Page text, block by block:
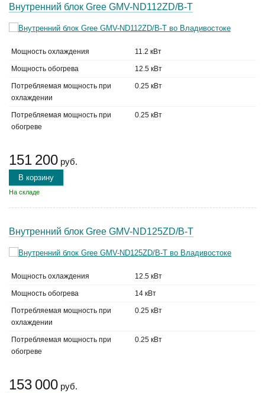
Внутренний блок Gree GMV-ND112ZD/B-T
Мощность охлаждения 11.2 кВт
Мощность обогрева 12.5 кВт
Потребляемая мощность при
охлаждении
0.25 кВт
Потребляемая мощность при
обогреве
0.25 кВт
151 200 руб.
В корзину
На складе
Внутренний блок Gree GMV-ND125ZD/B-T
Мощность охлаждения 12.5 кВт
Мощность обогрева 14 кВт
Потребляемая мощность при
охлаждении
0.25 кВт
Потребляемая мощность при
обогреве
0.25 кВт
153 000 руб.